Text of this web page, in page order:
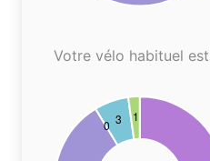
Votre vélo habituel est